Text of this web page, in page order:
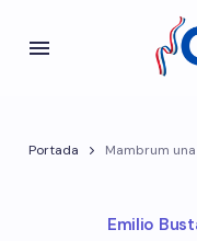
Portada
Mambrum
Emilio